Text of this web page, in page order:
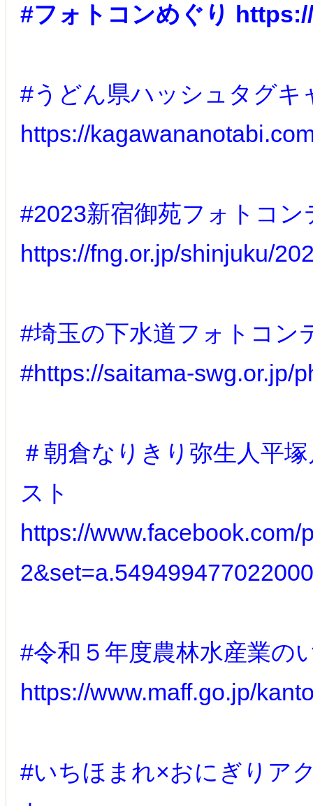
#フォトコンめぐり
#うどん県ハッシュタグキ
https://
#2023新宿御苑フォトコン
https://fng.or.jp/shinjuku/
#埼玉の下水道フォトコン
#https://saitama-swg.or.jp/
＃朝倉なりきり弥生人平
スト
https://
#令和５年度農林水産業の
https://www.maff.go.jp/
#いちほまれ×おにぎりア